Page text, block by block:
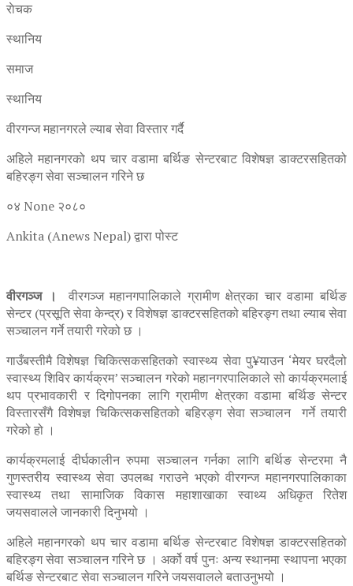
राेचक
स्थानिय
समाज
स्थानिय
वीरगन्ज महानगरले ल्याब सेवा विस्तार गर्दै
अहिले महानगरको थप चार वडामा बर्थिङ सेन्टरबाट विशेषज्ञ डाक्टरसहितको
बहिरङ्ग सेवा सञ्चालन गरिने छ
०४ None २०८०
Ankita (Anews Nepal) द्वारा पोस्ट
वीरगञ्ज ।
वीरगञ्ज महानगपालिकाले ग्रामीण क्षेत्रका चार वडामा बर्थिङ
सेन्टर (प्रसूति सेवा केन्द्र) र विशेषज्ञ डाक्टरसहितको बहिरङ्ग तथा ल्याब सेवा
सञ्चालन गर्ने तयारी गरेको छ ।
गाउँबस्तीमै विशेषज्ञ चिकित्सकसहितको स्वास्थ्य सेवा पु¥याउन ‘मेयर घरदैलो
स्वास्थ्य शिविर कार्यक्रम’ सञ्चालन गरेको महानगरपालिकाले सो कार्यक्रमलाई
थप प्रभावकारी र दिगोपनका लागि ग्रामीण क्षेत्रका वडामा बर्थिङ सेन्टर
विस्तारसँगै विशेषज्ञ चिकित्सकसहितको बहिरङ्ग सेवा सञ्चालन गर्ने तयारी
गरेको हो ।
कार्यक्रमलाई दीर्घकालीन रुपमा सञ्चालन गर्नका लागि बर्थिङ सेन्टरमा नै
गुणस्तरीय स्वास्थ्य सेवा उपलब्ध गराउने भएको वीरगन्ज महानगरपालिकाका
स्वास्थ्य तथा सामाजिक विकास महाशाखाका स्वाथ्य अधिकृत रितेश
जयसवालले जानकारी दिनुभयो ।
अहिले महानगरको थप चार वडामा बर्थिङ सेन्टरबाट विशेषज्ञ डाक्टरसहितको
बहिरङ्ग सेवा सञ्चालन गरिने छ । अर्को वर्ष पुनः अन्य स्थानमा स्थापना भएका
बर्थिङ सेन्टरबाट सेवा सञ्चालन गरिने जयसवालले बताउनुभयो ।